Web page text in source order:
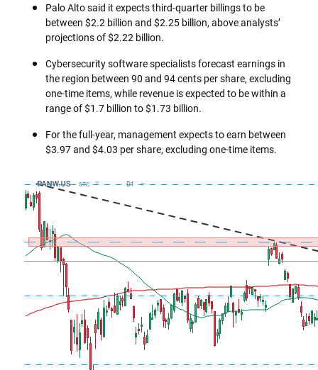
Palo Alto said it expects third-quarter billings to be
between $2.2 billion and $2.25 billion, above analysts’
projections of $2.22 billion.
Cybersecurity software specialists forecast earnings in
the region between 90 and 94 cents per share, excluding
one-time items, while revenue is expected to be within a
range of $1.7 billion to $1.73 billion.
For the full-year, management expects to earn between
$3.97 and $4.03 per share, excluding one-time items.